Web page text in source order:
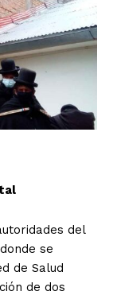
del
se
de Salud
de dos